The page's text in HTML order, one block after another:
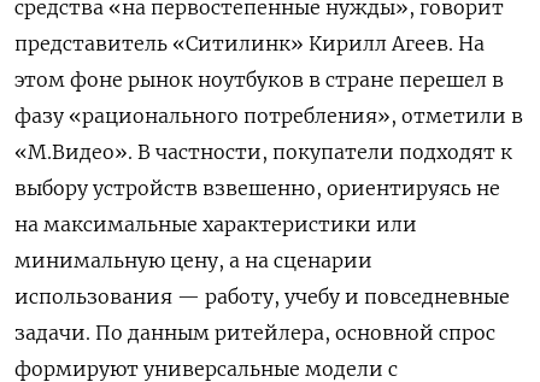
средства «на первостепенные нужды», говорит
представитель «Ситилинк» Кирилл Агеев. На
этом фоне рынок ноутбуков в стране перешел в
фазу «рационального потребления», отметили в
«М.Видео». В частности, покупатели подходят к
выбору устройств взвешенно, ориентируясь не
на максимальные характеристики или
минимальную цену, а на сценарии
использования — работу, учебу и повседневные
задачи. По данным ритейлера, основной спрос
формируют универсальные модели с